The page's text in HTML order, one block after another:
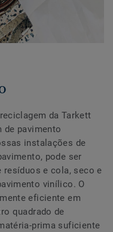
da Tarkett
de pavimento
instalações de
pode ser
resíduos e cola, seco e
vinílico. O
eficiente em
quadrado de
prima suficiente